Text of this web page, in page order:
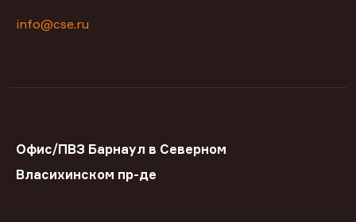
info@cse.ru
Офис/ПВЗ Барнаул в Северном
Власихинском пр-де